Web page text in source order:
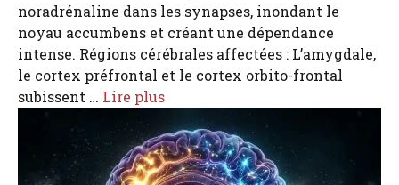
noradrénaline dans les synapses, inondant le
noyau accumbens et créant une dépendance
intense. Régions cérébrales affectées : L’amygdale,
le cortex préfrontal et le cortex orbito-frontal
subissent … Lire plus